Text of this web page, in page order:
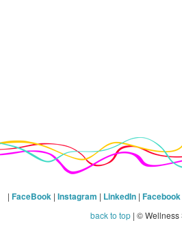
| FaceBook | Instagram | LinkedIn |
back to top | © Wellness